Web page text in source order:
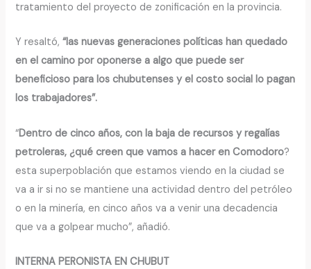
tratamiento del proyecto de zonificación en la provincia.
Y resaltó, “las nuevas generaciones políticas han quedado
en el camino por oponerse a algo que puede ser
beneficioso para los chubutenses y el costo social lo pagan
los trabajadores”.
“Dentro de cinco años, con la baja de recursos y regalías
petroleras, ¿qué creen que vamos a hacer en Comodoro?
esta superpoblación que estamos viendo en la ciudad se
va a ir si no se mantiene una actividad dentro del petróleo
o en la minería, en cinco años va a venir una decadencia
que va a golpear mucho”, añadió.
INTERNA PERONISTA EN CHUBUT